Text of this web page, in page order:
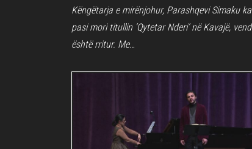
Këngëtarja e mirënjohur, Parashqevi Simaku
pasi mori titullin ‘Qytetar Nderi’ në Kavajë,
është rritur. Me…